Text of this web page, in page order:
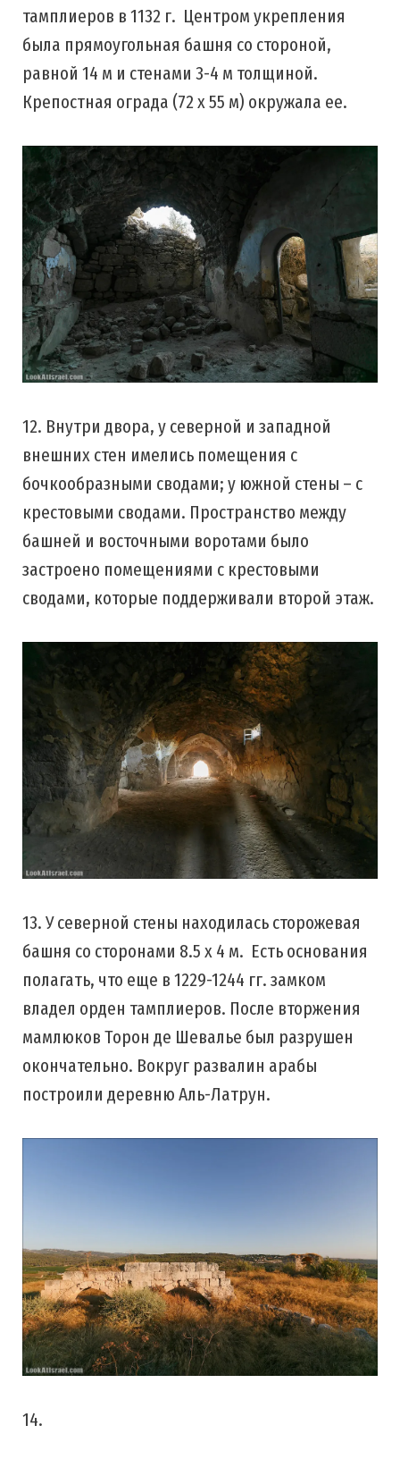
тамплиеров в 1132 г. Центром укрепления
была прямоугольная башня со стороной,
равной 14 м и стенами 3-4 м толщиной.
Крепостная ограда (72 х 55 м) окружала ее.
12. Внутри двора, у северной и западной
внешних стен имелись помещения с
бочкообразными сводами; у южной стены – с
крестовыми сводами. Пространство между
башней и восточными воротами было
застроено помещениями с крестовыми
сводами, которые поддерживали второй этаж.
13. У северной стены находилась сторожевая
башня со сторонами 8.5 х 4 м. Есть основания
полагать, что еще в 1229-1244 гг. замком
владел орден тамплиеров. После вторжения
мамлюков Торон де Шевалье был разрушен
окончательно. Вокруг развалин арабы
построили деревню Аль-Латрун.
14.